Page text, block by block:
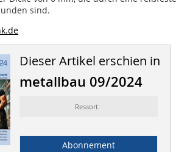
sind.
Dieser Artikel erschien in
metallbau 09/2024
Ressort:
Abonnement